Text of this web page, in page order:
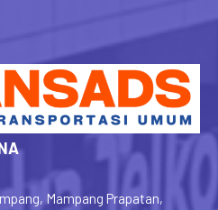
Mampang Prapatan,